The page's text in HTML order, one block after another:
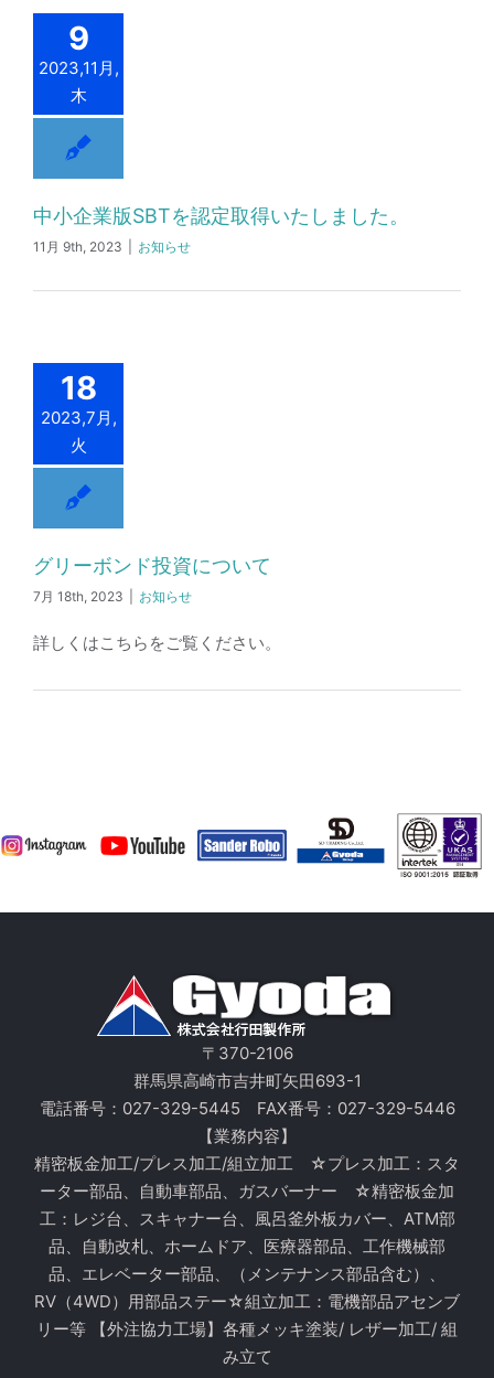
9
2023,11月,
木
中小企業版SBTを認定取得いたしました。
11月 9th, 2023 お知らせ
18
2023,7月,
火
グリーボンド投資について
7月 18th, 2023 お知らせ
詳しくはこちらをご覧ください。
〒370-2106
群馬県高崎市吉井町矢田693-1
電話番号： 027-329-5445 FAX番号：027-329-5446
【業務内容】
精密板金加工/プレス加工/組立加工 ☆プレス加工：スタ
ーター部品、自動車部品、ガスバーナー ☆精密板金加
工：レジ台、スキャナー台、風呂釜外板カバー、ATM部
品、自動改札、ホームドア、医療器部品、工作機械部
品、エレベーター部品、（メンテナンス部品含む）、
RV（4WD）用部品ステー☆組立加工：電機部品アセンブ
リー等 【外注協力工場】各種メッキ塗装/ レザー加工/ 組
み立て